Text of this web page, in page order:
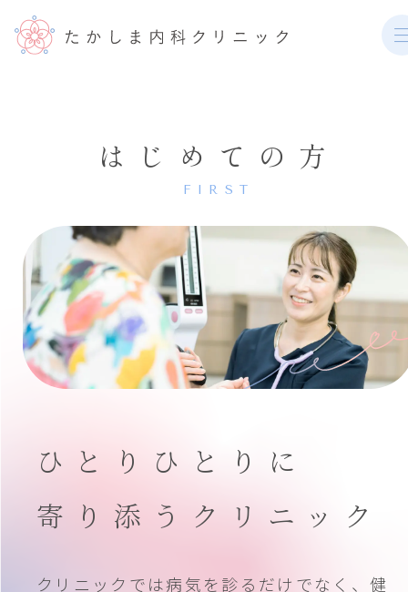
はじめての方
FIRST
ひとりひとりに
寄り添うクリニック
クリニックでは病気を診るだけでなく、健